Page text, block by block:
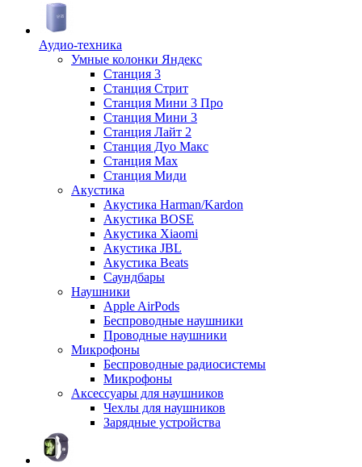
Аудио-техника
Умные колонки Яндекс
Станция 3
Станция Стрит
Станция Мини 3 Про
Станция Мини 3
Станция Лайт 2
Станция Дуо Макс
Станция Max
Станция Миди
Акустика
Акустика Harman/Kardon
Акустика BOSE
Акустика Xiaomi
Акустика JBL
Акустика Beats
Саундбары
Наушники
Apple AirPods
Беспроводные наушники
Проводные наушники
Микрофоны
Беспроводные радиосистемы
Микрофоны
Аксессуары для наушников
Чехлы для наушников
Зарядные устройства